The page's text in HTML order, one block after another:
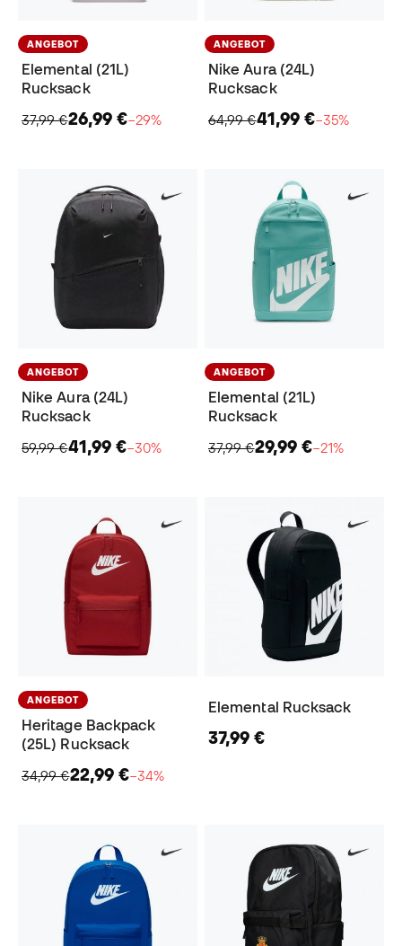
ANGEBOT
Elemental (21L)
Rucksack
37,99 €26,99 €−29%
ANGEBOT
Nike Aura (24L)
Rucksack
64,99 €41,99 €−35%
ANGEBOT
Nike Aura (24L)
Rucksack
59,99 €41,99 €−30%
ANGEBOT
Elemental (21L)
Rucksack
37,99 €29,99 €−21%
ANGEBOT
Heritage Backpack
(25L) Rucksack
34,99 €22,99 €−34%
Elemental Rucksack
37,99 €